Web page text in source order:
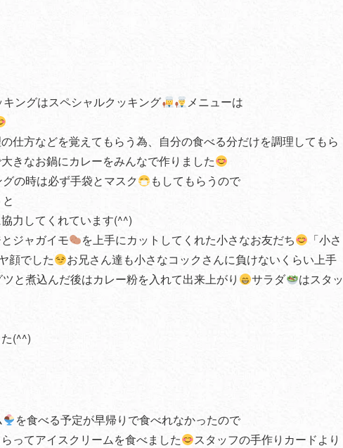
ングはスペシャルクッキング
メニューは
仕方などを覚えてもらう為、自分の食べる分だけを調理してもら
きなお鍋にカレーをみんなで作りました
の時は必ず手袋とマスク
もしてもらうので
力してくれています(^^)
ジャガイモ
を上手にカットしてくれた小さなお友だち
「小さ
顔でした
お兄さん達も小さなコックさんに負けないくらい上手
と煮込んだ後はカレー粉を入れて出来上がり サラダ
はスタッ
(^^)
を食べる予定が早帰りで食べれなかったので
ってアイスクリームを食べました
スタッフの手作りカードより